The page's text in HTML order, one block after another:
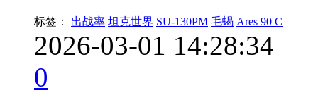
标签： 出战率 坦克世界 SU-130PM 毛蝎 Ares 90 C
2026-03-01 14:28:34
0